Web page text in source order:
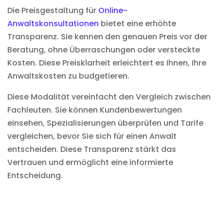
Die Preisgestaltung für Online-
Anwaltskonsultationen bietet eine erhöhte
Transparenz. Sie kennen den genauen Preis vor der
Beratung, ohne Überraschungen oder versteckte
Kosten. Diese Preisklarheit erleichtert es Ihnen, Ihre
Anwaltskosten zu budgetieren.
Diese Modalität vereinfacht den Vergleich zwischen
Fachleuten. Sie können Kundenbewertungen
einsehen, Spezialisierungen überprüfen und Tarife
vergleichen, bevor Sie sich für einen Anwalt
entscheiden. Diese Transparenz stärkt das
Vertrauen und ermöglicht eine informierte
Entscheidung.